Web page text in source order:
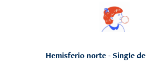
Hemisferio norte - Single de